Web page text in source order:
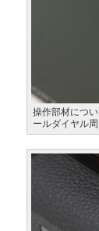
操作部材につ
ールダイヤル